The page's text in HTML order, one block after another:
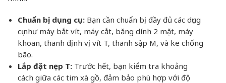
Chuẩn bị dụng cụ: Bạn cần chuẩn bị đầy đủ các dụng
cụ như máy bắt vít, máy cắt, băng dính 2 mặt, máy
khoan, thanh định vị vít T, thanh sập M, và ke chống
bão.
Lắp đặt nẹp T:Trước hết, bạn kiểm tra khoảng
cách giữa các tim xà gồ, đảm bảo phù hợp với độ